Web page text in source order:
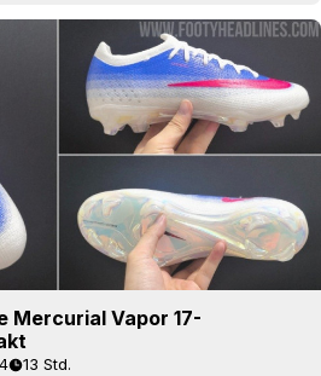
Mercurial Vapor 17-
13 Std.